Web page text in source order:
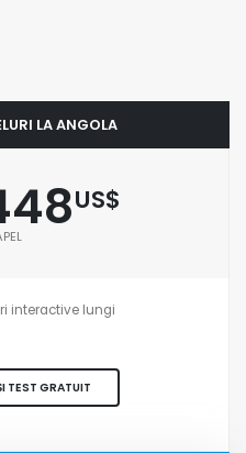
LA ANGOLA
US$
interactive lungi
TEST GRATUIT